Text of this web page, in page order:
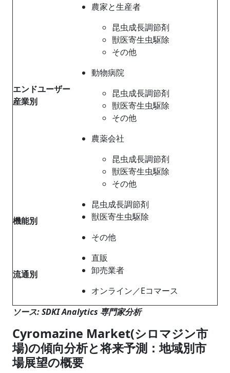
エンドユーザー
産業別
農家と生産者
昆虫成長調節剤
獣医寄生虫駆除
その他
動物病院
昆虫成長調節剤
獣医寄生虫駆除
その他
農薬会社
昆虫成長調節剤
獣医寄生虫駆除
その他
機能別
昆虫成長調節剤
獣医寄生虫駆除
その他
流通別
直販
卸売業者
オンライン／Eコマース
ソース: SDKI Analytics 専門家分析
Cyromazine Market(シロマジン市
場)の傾向分析と将来予測：地域別市
場展望の概要